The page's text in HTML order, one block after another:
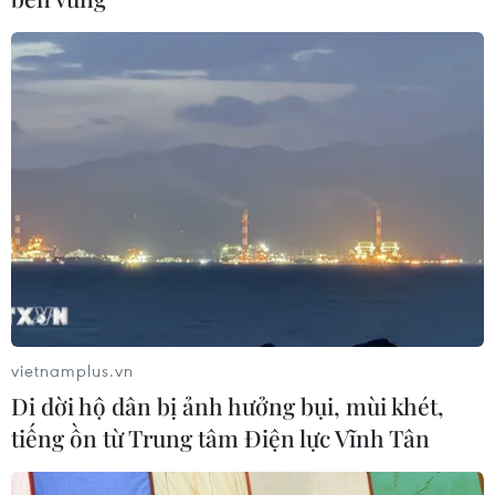
trưởng, hiệu phó khi sắp xếp cơ sở
giáo dục
07/08/2026 05:40
Vụ sập cầu Đắk Lung: Tạm ngưng
lưu thông và cấp nước cho khoảng
07/08/2026 05:33
Phó Chủ tịch nước: Đánh giá thi đua
theo kết quả, sản phẩm và hiệu quả
thực tế
07/08/2026 05:03
vietnamplus.vn
Di dời hộ dân bị ảnh hưởng bụi, mùi khét,
tiếng ồn từ Trung tâm Điện lực Vĩnh Tân